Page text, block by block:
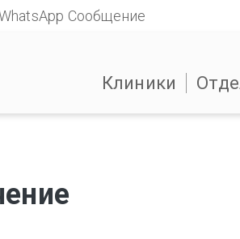
Сообщение
Клиники